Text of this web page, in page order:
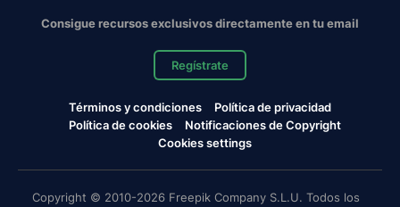
Consigue recursos exclusivos directamente en tu email
Regístrate
Términos y condiciones
Política de privacidad
Política de cookies
Notificaciones de Copyright
Cookies settings
Copyright © 2010-2026 Freepik Company S.L.U. Todos los